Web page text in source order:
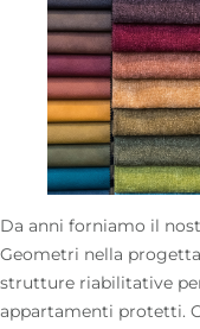
Da anni forniamo il
Geometri nella
strutture riabilitative
appartamenti protetti.